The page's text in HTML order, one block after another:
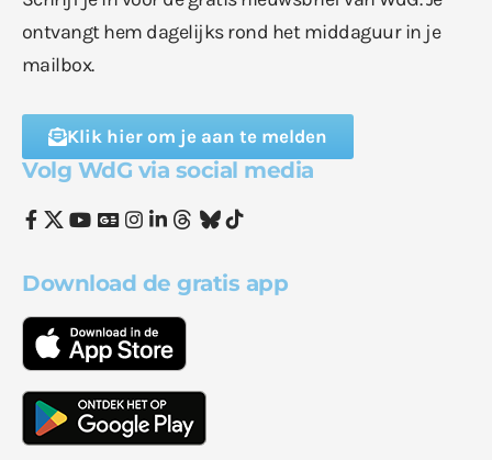
ontvangt hem dagelijks rond het middaguur in je
mailbox.
Klik hier om je aan te melden
Volg WdG via social media
Download de gratis app